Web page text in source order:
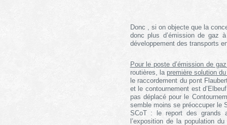
Donc , si on objecte que la
donc plus d’émission de gaz
développement des transports
Pour le poste d’émission de
routières, la première solution
le raccordement du pont
et le contournement est
pas déplacé pour le
semble moins se préoccuper le
SCoT : le report des grands
l’exposition de la population